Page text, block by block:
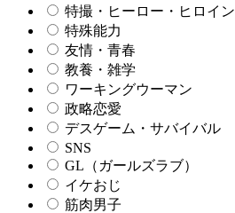
特撮・ヒーロー・ヒロイン
特殊能力
友情・青春
教養・雑学
ワーキングウーマン
政略恋愛
デスゲーム・サバイバル
SNS
GL（ガールズラブ）
イケおじ
筋肉男子